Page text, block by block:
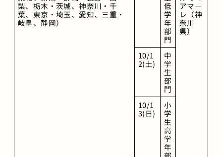
梨、栃木・茨城、神奈川・千
葉、東京・埼玉、愛知、三重・
岐阜、静岡）
低
学
年
部
門
アマ―
レ（神
奈川
県）
10/1
2(土)
中
学
生
部
門
10/1
3(日)
小
学
生
高
学
年